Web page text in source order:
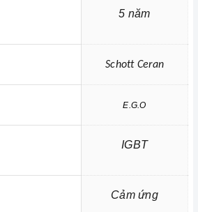
mặt bếp nóng (Nhiệt dư)
nồi không phù hợp
5 năm
Schott Ceran
E.G.O
IGBT
Cảm ứng